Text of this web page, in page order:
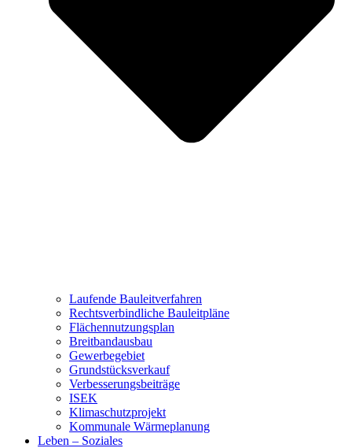
Laufende Bauleitverfahren
Rechtsverbindliche Bauleitpläne
Flächennutzungsplan
Breitbandausbau
Gewerbegebiet
Grundstücksverkauf
Verbesserungsbeiträge
ISEK
Klimaschutzprojekt
Kommunale Wärmeplanung
Leben – Soziales